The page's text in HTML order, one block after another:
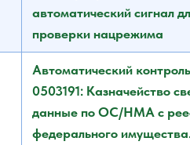
автоматический сигнал
проверки нацрежима
Автоматический
0503191: Казначейство
данные по ОС/НМА с
федерального